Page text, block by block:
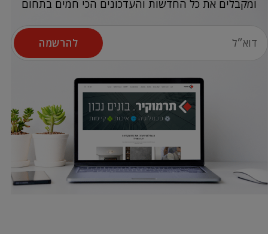
ומקבלים את כל החדשות והעדכונים הכי חמים בתחום
להרשמה